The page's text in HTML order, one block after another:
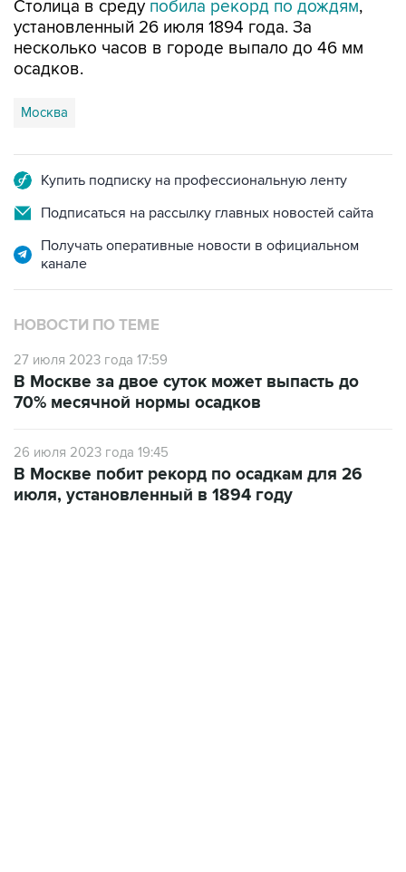
несколько часов в городе выпало до 46 мм
осадков.
Москва
Подписаться на рассылку главных новостей сайта
Получать оперативные новости в официальном
НОВОСТИ ПО ТЕМЕ
27 июля 2023 года 17:59
70% месячной нормы осадков
26 июля 2023 года 19:45
июля, установленный в 1894 году